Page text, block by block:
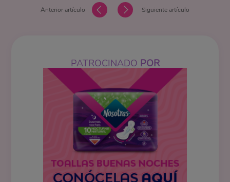
Anterior artículo Siguiente artículo
PATROCINADO POR